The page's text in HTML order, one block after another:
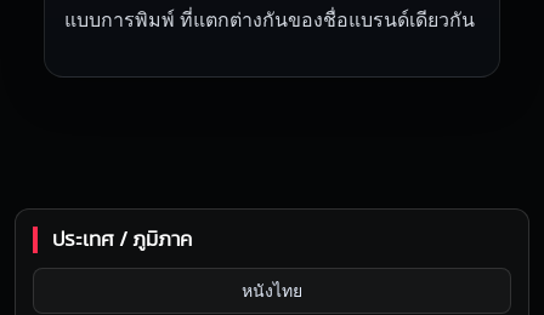
แบบการพิมพ์ ที่แตกต่างกันของชื่อแบรนด์เดียวกัน
ประเทศ / ภูมิภาค
หนังไทย